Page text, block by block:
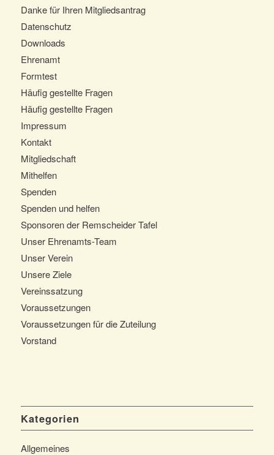
Danke für Ihren Mitgliedsantrag
Datenschutz
Downloads
Ehrenamt
Formtest
Häufig gestellte Fragen
Häufig gestellte Fragen
Impressum
Kontakt
Mitgliedschaft
Mithelfen
Spenden
Spenden und helfen
Sponsoren der Remscheider Tafel
Unser Ehrenamts-Team
Unser Verein
Unsere Ziele
Vereinssatzung
Voraussetzungen
Voraussetzungen für die Zuteilung
Vorstand
Kategorien
Allgemeines